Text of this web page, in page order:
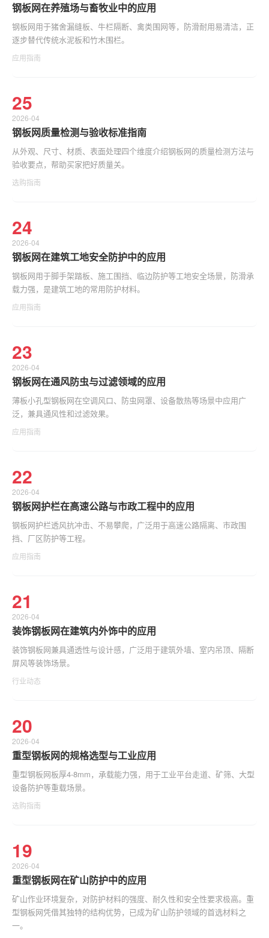
钢板网在养殖场与畜牧业中的应用
钢板网用于猪舍漏缝板、牛栏隔断、禽类围网等，防滑耐用易清洁，正
逐步替代传统水泥板和竹木围栏。
应用指南
25
2026-04
钢板网质量检测与验收标准指南
从外观、尺寸、材质、表面处理四个维度介绍钢板网的质量检测方法与
验收要点，帮助买家把好质量关。
选购指南
24
2026-04
钢板网在建筑工地安全防护中的应用
钢板网用于脚手架踏板、施工围挡、临边防护等工地安全场景，防滑承
载力强，是建筑工地的常用防护材料。
应用指南
23
2026-04
钢板网在通风防虫与过滤领域的应用
薄板小孔型钢板网在空调风口、防虫网罩、设备散热等场景中应用广
泛，兼具通风性和过滤效果。
应用指南
22
2026-04
钢板网护栏在高速公路与市政工程中的应用
钢板网护栏透风抗冲击、不易攀爬，广泛用于高速公路隔离、市政围
挡、厂区防护等工程。
应用指南
21
2026-04
装饰钢板网在建筑内外饰中的应用
装饰钢板网兼具通透性与设计感，广泛用于建筑外墙、室内吊顶、隔断
屏风等装饰场景。
行业动态
20
2026-04
重型钢板网的规格选型与工业应用
重型钢板网板厚4-8mm，承载能力强，用于工业平台走道、矿筛、大型
设备防护等重载场景。
选购指南
19
2026-04
重型钢板网在矿山防护中的应用
矿山作业环境复杂，对防护材料的强度、耐久性和安全性要求极高。重
型钢板网凭借其独特的结构优势，已成为矿山防护领域的首选材料之
一。